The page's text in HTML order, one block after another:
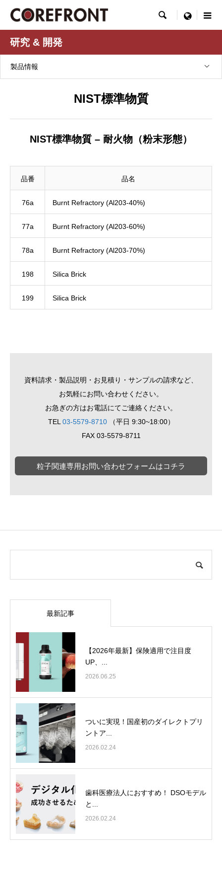
 menu
研究 & 開発
製品情報
NIST標準物質
NIST標準物質 – 耐火物（粉末形態）
品番 品名
76a Burnt Refractory (Al203-40%)
77a Burnt Refractory (Al203-60%)
78a Burnt Refractory (Al203-70%)
198 Silica Brick
199 Silica Brick
資料請求・製品説明・お見積り・サンプルの請求など、
お気軽にお問い合わせください。
お急ぎの方はお電話にてご連絡ください。
TEL 03-5579-8710（平日 9:30~18:00）
FAX 03-5579-8711
粒子関連専用お問い合わせフォームはコチラ
最新記事
【2026年最新】保険適用で注目度
UP、...
2026.06.25
ついに実現！国産初のダイレクトプリ
ントア...
2026.02.24
歯科医療法人におすすめ！ DSOモデル
と...
2026.02.24